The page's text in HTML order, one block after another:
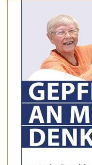
Julius Tönebön Stiftung
Fischbecker Straße 31
31785 Hameln
Tel. 05151 / 797-0
Fax 05151 / 797-197